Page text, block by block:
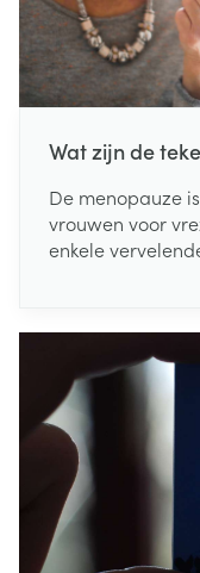
Wat zijn de
De menopauze
vrouwen voor
enkele
Gelukkig zijn er
waarin de
Wil je meer
welke tekenen je
deze klachten
een overzicht.